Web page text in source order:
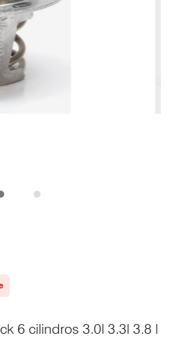
6 cilindros 3.0l 3.3l 3.8 l